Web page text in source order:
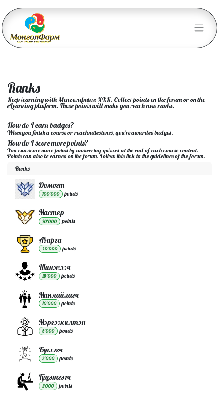
Ranks
Keep learning with Монголфарм ХХК. Collect points on the forum or on the
eLearning platform. Those points will make you reach new ranks.
How do I earn badges?
When you finish a course or reach milestones, you're awarded badges.
How do I score more points?
You can score more points by answering quizzes at the end of each course content.
Points can also be earned on the forum. Follow this link to the guidelines of the forum.
Ranks
Домогт
100'000 points
Мастер
70'000 points
Аварга
40'000 points
Шинжээч
25'000 points
Манлайлагч
10'000 points
Мэргэжилтэн
5'000 points
Бүтээгч
3'000 points
Гүйцэтгэгч
2'000 points